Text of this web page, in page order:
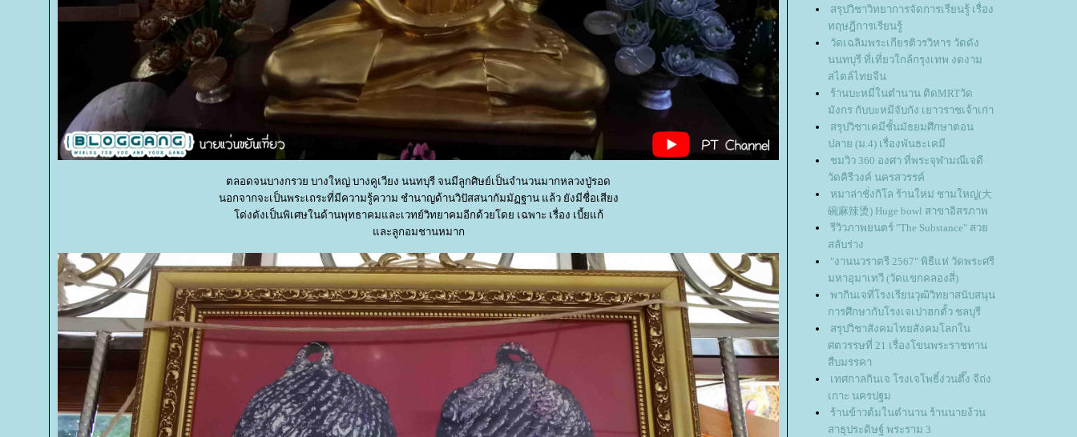
ตลอดจนบางกรวย บางใหญ่ บางคูเวียง นนทบุรี จนมีลูกศิษย์เป็นจำนวนมากหลวงปู่รอด
นอกจากจะเป็นพระเถระที่มีความรู้ความ ชำนาญด้านวิปัสสนากัมมัฏฐาน แล้ว ยังมีชื่อเสียง
ด่งดังเป็นพิเศษในด้านพุทธาคมและเวทย์วิทยาคมอีกด้วยโดย เฉพาะ เรื่อง เบี้ยแก้
ละลูกอมชานหมาก
สรุปวิชาวิทยาการจัดการเรียนรู้ เรื่อง
ทฤษฎีการเรียนรู้
วัดเฉลิมพระเกียรติวรวิหาร วัดดัง
นนทบุรี ที่เที่ยวใกล้กรุงเทพ งดงาม
สไตล์ไทยจีน
ร้านบะหมี่ในตำนาน ติดMRTวัด
มังกร กับบะหมีจับกัง เยาวราชเจ้าเก่า
สรุปวิชาเคมีชั้นมัธยมศึกษาตอน
ปลาย (ม.4) เรื่องพันธะเคมี
ชมวิว 360 องศา ที่พระจุฬามณีเจดี
วัดคิรีวงค์ นครสวรรค์
หมาล่าชั่งกิโล ร้านใหม่ ชามใหญ่(大
碗麻辣烫) Huge bowl สาขาอิสรภาพ
รีวิวภาพยนตร์ "The Substance" สว
สลับร่าง
"งานนวราตรี 2567" พิธีแห่ วัดพระศรี
มหาอุมาเทวี (วัดแขกคลองสี่)
พากินเจที่โรงเรียนวุฒิวิทยาสนับสนุน
การศึกษากับโรงเจเปาฮกตั้ว ชลบุรี
สรุปวิชาสังคมไทยสังคมโลกใน
ศตวรรษที่ 21 เรื่องโขนพระราชทาน
สืบมรรคา
เทศกาลกินเจ โรงเจโพธิ์ง่วนตึ๊ง จีถ่ง
เกาะ นครปฐม
ร้านข้าวต้มในตำนาน ร้านนายง้วน
สาธุประดิษฐ์ พระราม 3